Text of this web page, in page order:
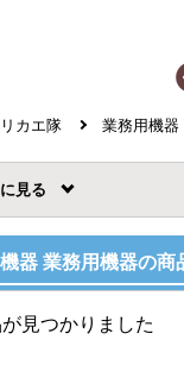
カエ隊 業務用機器
器 業務用機器の商
見つかりました